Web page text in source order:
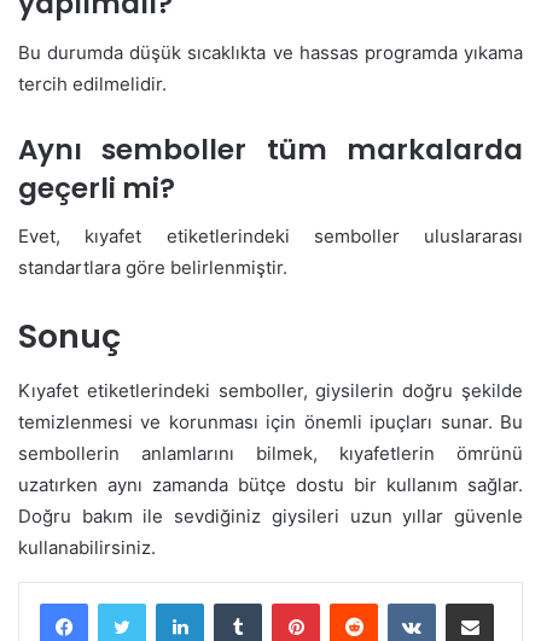
Bu durumda düşük sıcaklıkta ve hassas programda yıkama
tercih edilmelidir.
Aynı semboller tüm markalarda
geçerli mi?
Evet, kıyafet etiketlerindeki semboller uluslararası
standartlara göre belirlenmiştir.
Sonuç
Kıyafet etiketlerindeki semboller, giysilerin doğru şekilde
temizlenmesi ve korunması için önemli ipuçları sunar. Bu
sembollerin anlamlarını bilmek, kıyafetlerin ömrünü
uzatırken aynı zamanda bütçe dostu bir kullanım sağlar.
Doğru bakım ile sevdiğiniz giysileri uzun yıllar güvenle
kullanabilirsiniz.
LinkedInTumblr PinterestReddit VKontakteE-Posta ile paylaş